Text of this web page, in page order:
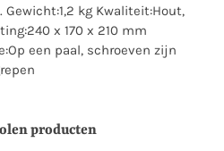
kg Kwaliteit:Hout,
x 170 x 210 mm
een paal, schroeven zijn
producten